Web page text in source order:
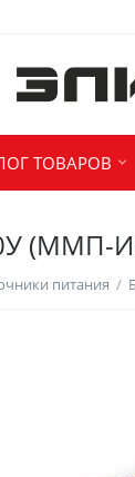
ТОВАРОВ
(ММП-
питания /